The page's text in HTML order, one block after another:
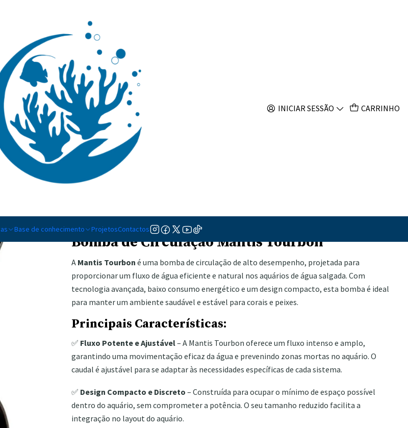
INICIAR SESSÃO CARRINHO
Base de conhecimento ProjetosContactos
Mantis tourbon
MODELO
Turbon pump 60
Quantidade
Adicionar à lista de favoritos
Bomba de Circulação Mantis Tourbon
A Mantis Tourbon é uma bomba de circulação de alto desempenho, projetada para
proporcionar um fluxo de água eficiente e natural nos aquários de água salgada. Com
tecnologia avançada, baixo consumo energético e um design compacto, esta bomba é ideal
para manter um ambiente saudável e estável para corais e peixes.
Principais Características:
✅ Fluxo Potente e Ajustável– A Mantis Tourbon oferece um fluxo intenso e amplo,
garantindo uma movimentação eficaz da água e prevenindo zonas mortas no aquário. O
caudal é ajustável para se adaptar às necessidades específicas de cada sistema.
✅ Design Compacto e Discreto – Construída para ocupar o mínimo de espaço possível
dentro do aquário, sem comprometer a potência. O seu tamanho reduzido facilita a
integração no layout do aquário.